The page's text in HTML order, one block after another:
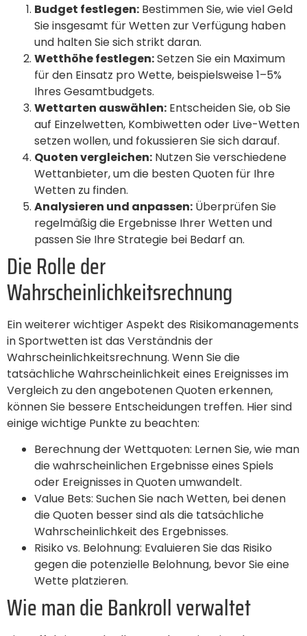
Budget festlegen: Bestimmen Sie, wie viel Geld
Sie insgesamt für Wetten zur Verfügung haben
und halten Sie sich strikt daran.
Wetthöhe festlegen:Setzen Sie ein Maximum
für den Einsatz pro Wette, beispielsweise 1–5%
Ihres Gesamtbudgets.
Wettarten auswählen: Entscheiden Sie, ob Sie
auf Einzelwetten, Kombiwetten oder Live-Wetten
setzen wollen, und fokussieren Sie sich darauf.
Quoten vergleichen: Nutzen Sie verschiedene
Wettanbieter, um die besten Quoten für Ihre
Wetten zu finden.
Analysieren und anpassen: Überprüfen Sie
regelmäßig die Ergebnisse Ihrer Wetten und
passen Sie Ihre Strategie bei Bedarf an.
Die Rolle der
Wahrscheinlichkeitsrechnung
Ein weiterer wichtiger Aspekt des Risikomanagements
in Sportwetten ist das Verständnis der
Wahrscheinlichkeitsrechnung. Wenn Sie die
tatsächliche Wahrscheinlichkeit eines Ereignisses im
Vergleich zu den angebotenen Quoten erkennen,
können Sie bessere Entscheidungen treffen. Hier sind
einige wichtige Punkte zu beachten:
Berechnung der Wettquoten: Lernen Sie, wie man
die wahrscheinlichen Ergebnisse eines Spiels
oder Ereignisses in Quoten umwandelt.
Value Bets: Suchen Sie nach Wetten, bei denen
die Quoten besser sind als die tatsächliche
Wahrscheinlichkeit des Ergebnisses.
Risiko vs. Belohnung: Evaluieren Sie das Risiko
gegen die potenzielle Belohnung, bevor Sie eine
Wette platzieren.
Wie man die Bankroll verwaltet